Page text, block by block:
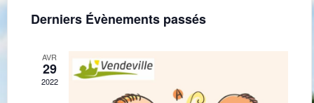
une
date.
Derniers Évènements passés
AVR
29
2022